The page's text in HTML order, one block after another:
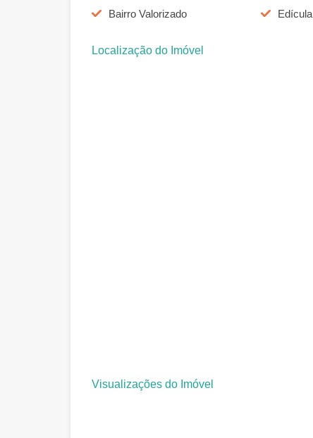
Bairro Valorizado Edícula
Localização do Imóvel
Visualizações do Imóvel